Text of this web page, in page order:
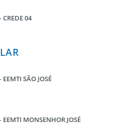
04
SÃO JOSÉ
MONSENHOR JOSÉ